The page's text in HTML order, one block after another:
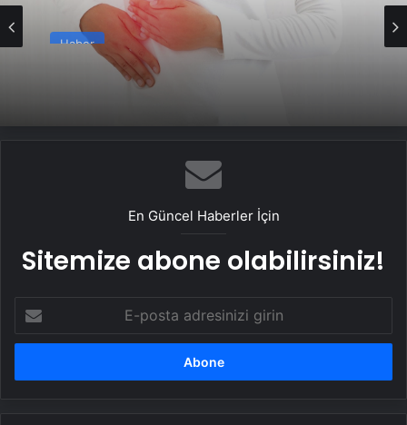
Haber
Sağ üst karın ağrısını asla hafife almayın
En Güncel Haberler İçin
Sitemize abone olabilirsiniz!
posta
adresinizi